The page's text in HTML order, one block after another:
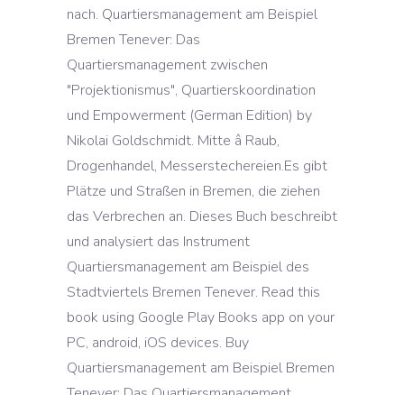
nach. Quartiersmanagement am Beispiel
Bremen Tenever: Das
Quartiersmanagement zwischen
"Projektionismus", Quartierskoordination
und Empowerment (German Edition) by
Nikolai Goldschmidt. Mitte â Raub,
Drogenhandel, Messerstechereien.Es gibt
Plätze und Straßen in Bremen, die ziehen
das Verbrechen an. Dieses Buch beschreibt
und analysiert das Instrument
Quartiersmanagement am Beispiel des
Stadtviertels Bremen Tenever. Read this
book using Google Play Books app on your
PC, android, iOS devices. Buy
Quartiersmanagement am Beispiel Bremen